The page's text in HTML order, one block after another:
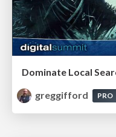
greggifford
PRO